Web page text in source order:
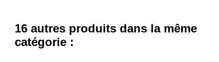
16 autres produits dans la même
catégorie :